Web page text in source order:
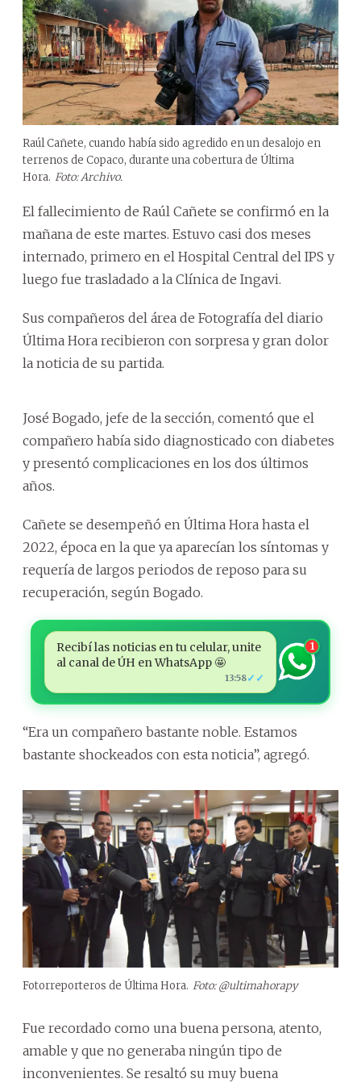
Raúl Cañete, cuando había sido agredido en un desalojo en
terrenos de Copaco, durante una cobertura de Última
Hora. Foto: Archivo.
El fallecimiento de Raúl Cañete se confirmó en la
mañana de este martes. Estuvo casi dos meses
internado, primero en el Hospital Central del IPS y
luego fue trasladado a la Clínica de Ingavi.
Sus compañeros del área de Fotografía del diario
Última Hora recibieron con sorpresa y gran dolor
la noticia de su partida.
José Bogado, jefe de la sección, comentó que el
compañero había sido diagnosticado con diabetes
y presentó complicaciones en los dos últimos
años.
Cañete se desempeñó en Última Hora hasta el
2022, época en la que ya aparecían los síntomas y
requería de largos periodos de reposo para su
recuperación, según Bogado.
Recibí las noticias en tu celular, unite
al canal de ÚH en WhatsApp 🤩
13:58✓✓
1
“Era un compañero bastante noble. Estamos
bastante shockeados con esta noticia”, agregó.
Fotorreporteros de Última Hora. Foto: @ultimahorapy
Fue recordado como una buena persona, atento,
amable y que no generaba ningún tipo de
inconvenientes. Se resaltó su muy buena